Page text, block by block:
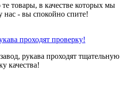
товары, в качестве которых мы
нас - вы спокойно спите!
проходят проверку!
рукава проходят тщательную
качества!